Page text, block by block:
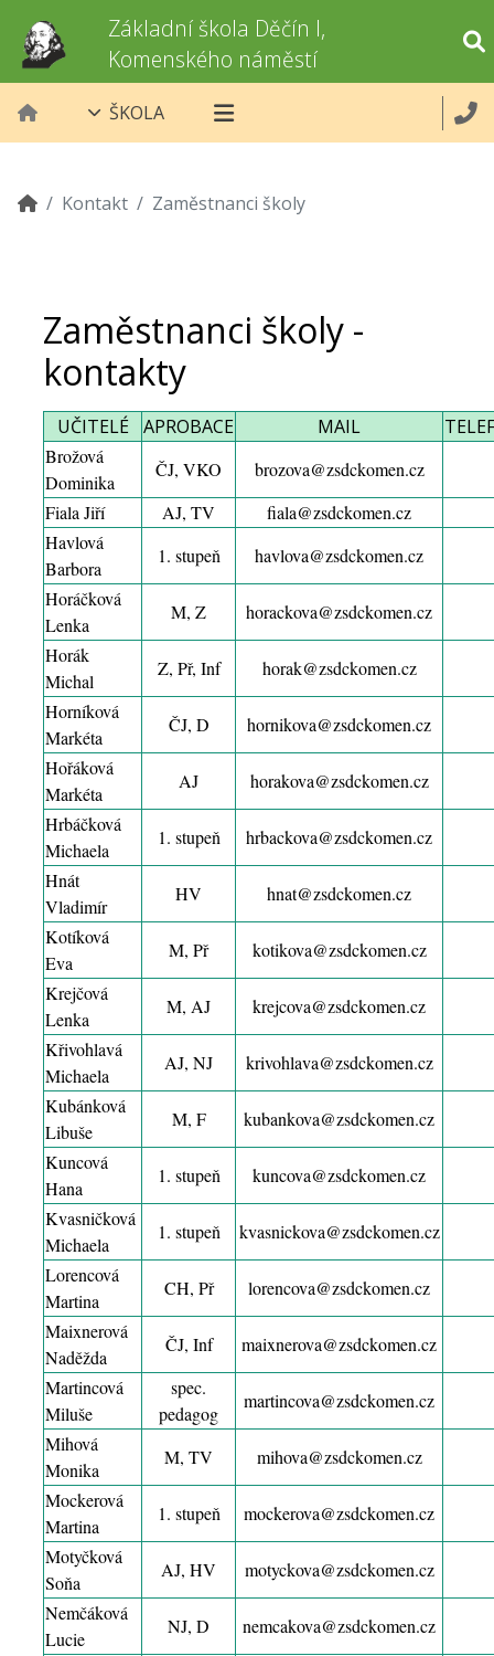
Základní škola Děčín I,
Komenského náměstí
ŠKOLA
Kontakt Zaměstnanci školy
Zaměstnanci školy -
kontakty
UČITELÉ APROBACE MAIL
Brožová
Dominika
ČJ, VKO
brozova@zsdckomen.cz
Fiala Jiří
AJ, TV
fiala@zsdckomen.cz
Havlová
Barbora
1. stupeň
havlova@zsdckomen.cz
Horáčková
Lenka
M, Z
horackova@zsdckomen.cz
Horák
Michal
Z, Př, Inf
horak@zsdckomen.cz
Horníková
Markéta
ČJ, D
hornikova@zsdckomen.cz
Hořáková
Markéta
AJ
horakova@zsdckomen.cz
Hrbáčková
Michaela
1. stupeň
hrbackova@zsdckomen.cz
Hnát
Vladimír
HV
hnat@zsdckomen.cz
Kotíková
Eva
M, Př
kotikova@zsdckomen.cz
Krejčová
Lenka
M, AJ
krejcova@zsdckomen.cz
Křivohlavá
Michaela
AJ, NJ
krivohlava@zsdckomen.cz
Kubánková
Libuše
M, F
kubankova@zsdckomen.cz
Kuncová
Hana
1. stupeň
kuncova@zsdckomen.cz
Kvasničková
Michaela
1. stupeň
kvasnickova@zsdckomen.cz
Lorencová
Martina
CH, Př
lorencova@zsdckomen.cz
Maixnerová
Naděžda
ČJ, Inf
maixnerova@zsdckomen.cz
Martincová
Miluše
spec.
pedagog
martincova@zsdckomen.cz
Mihová
Monika
M, TV
mihova@zsdckomen.cz
Mockerová
Martina
1. stupeň
mockerova@zsdckomen.cz
Motyčková
Soňa
AJ, HV
motyckova@zsdckomen.cz
Nemčáková
Lucie
NJ, D
nemcakova@zsdckomen.cz